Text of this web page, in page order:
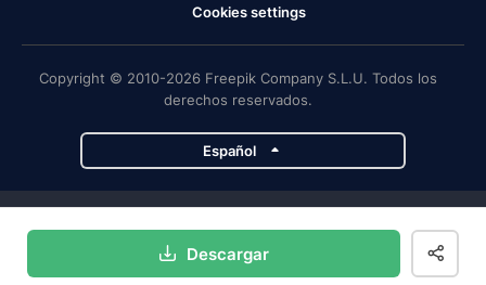
Descargar
Cookies settings
Copyright © 2010-2026 Freepik Company S.L.U. Todos los
derechos reservados.
Español
Magnific Flaticon